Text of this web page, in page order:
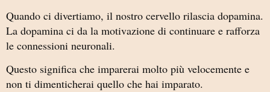
Quando ci divertiamo, il nostro cervello rilascia dopamina.
La dopamina ci da la motivazione di continuare e rafforza
le connessioni neuronali.
Questo significa che imparerai molto più velocemente e
non ti dimenticherai quello che hai imparato.